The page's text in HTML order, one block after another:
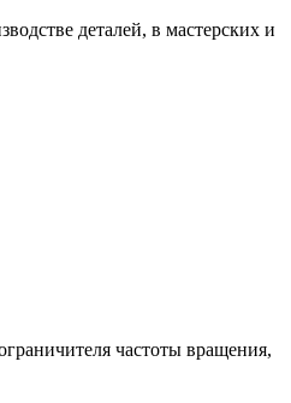
деталей, в мастерских и
частоты вращения,